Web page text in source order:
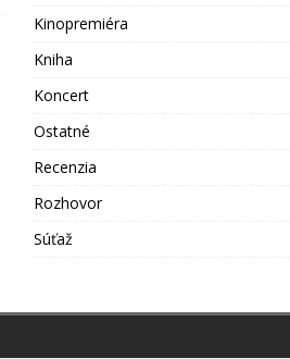
Kinopremiéra
Kniha
Koncert
Ostatné
Recenzia
Rozhovor
Súťaž